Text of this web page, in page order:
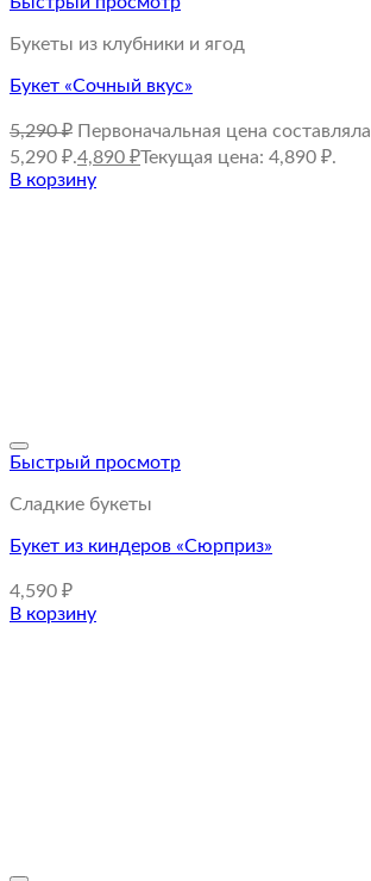
Букеты из клубники и ягод
Букет «Сочный вкус»
5,290₽ Первоначальная цена составляла
5,290 ₽.4,890 ₽Текущая цена: 4,890 ₽.
В корзину
Быстрый просмотр
Сладкие букеты
Букет из киндеров «Сюрприз»
4,590 ₽
В корзину